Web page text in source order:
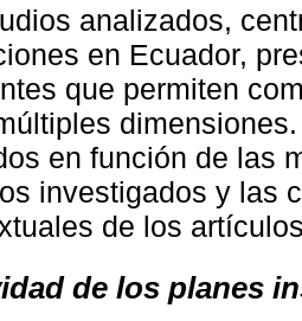
analizados,
en Ecuador,
que permiten
en función de las
investigados y las
de los
de los planes